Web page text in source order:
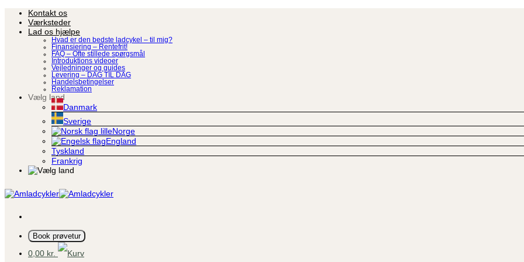
Fortsæt
indhold
Kontakt os
Værksteder
Lad os hjælpe
Hvad er den bedste ladcykel – til mig?
Finansiering – Rentefrit!
FAQ – Ofte stillede spørgsmål
Introduktions videoer
Vejledninger og guides
Levering – DAG TIL DAG
Handelsbetingelser
Reklamation
Vælg land
Danmark
Sverige
Norge
England
Tyskland
Frankrig
Book prøvetur
0,00 kr.